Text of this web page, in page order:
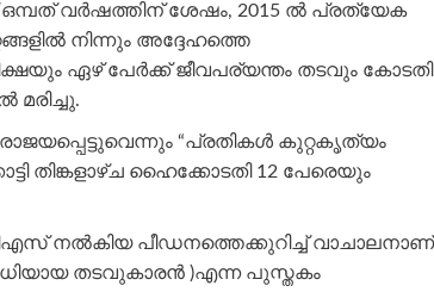
വർഷത്തിന് ശേഷം, 2015 ൽ പ്രത്യേക
നിന്നും അദ്ദേഹത്തെ
ഏഴ് പേർക്ക് ജീവപര്യന്തം തടവും കോടതി
മരിച്ചു.
“പ്രതികൾ കുറ്റകൃത്യം
തിങ്കളാഴ്ച ഹൈക്കോടതി 12 പേരെയും
നൽകിയ പീഡനത്തെക്കുറിച്ച്
തടവുകാരൻ )എന്ന പുസ്തകം